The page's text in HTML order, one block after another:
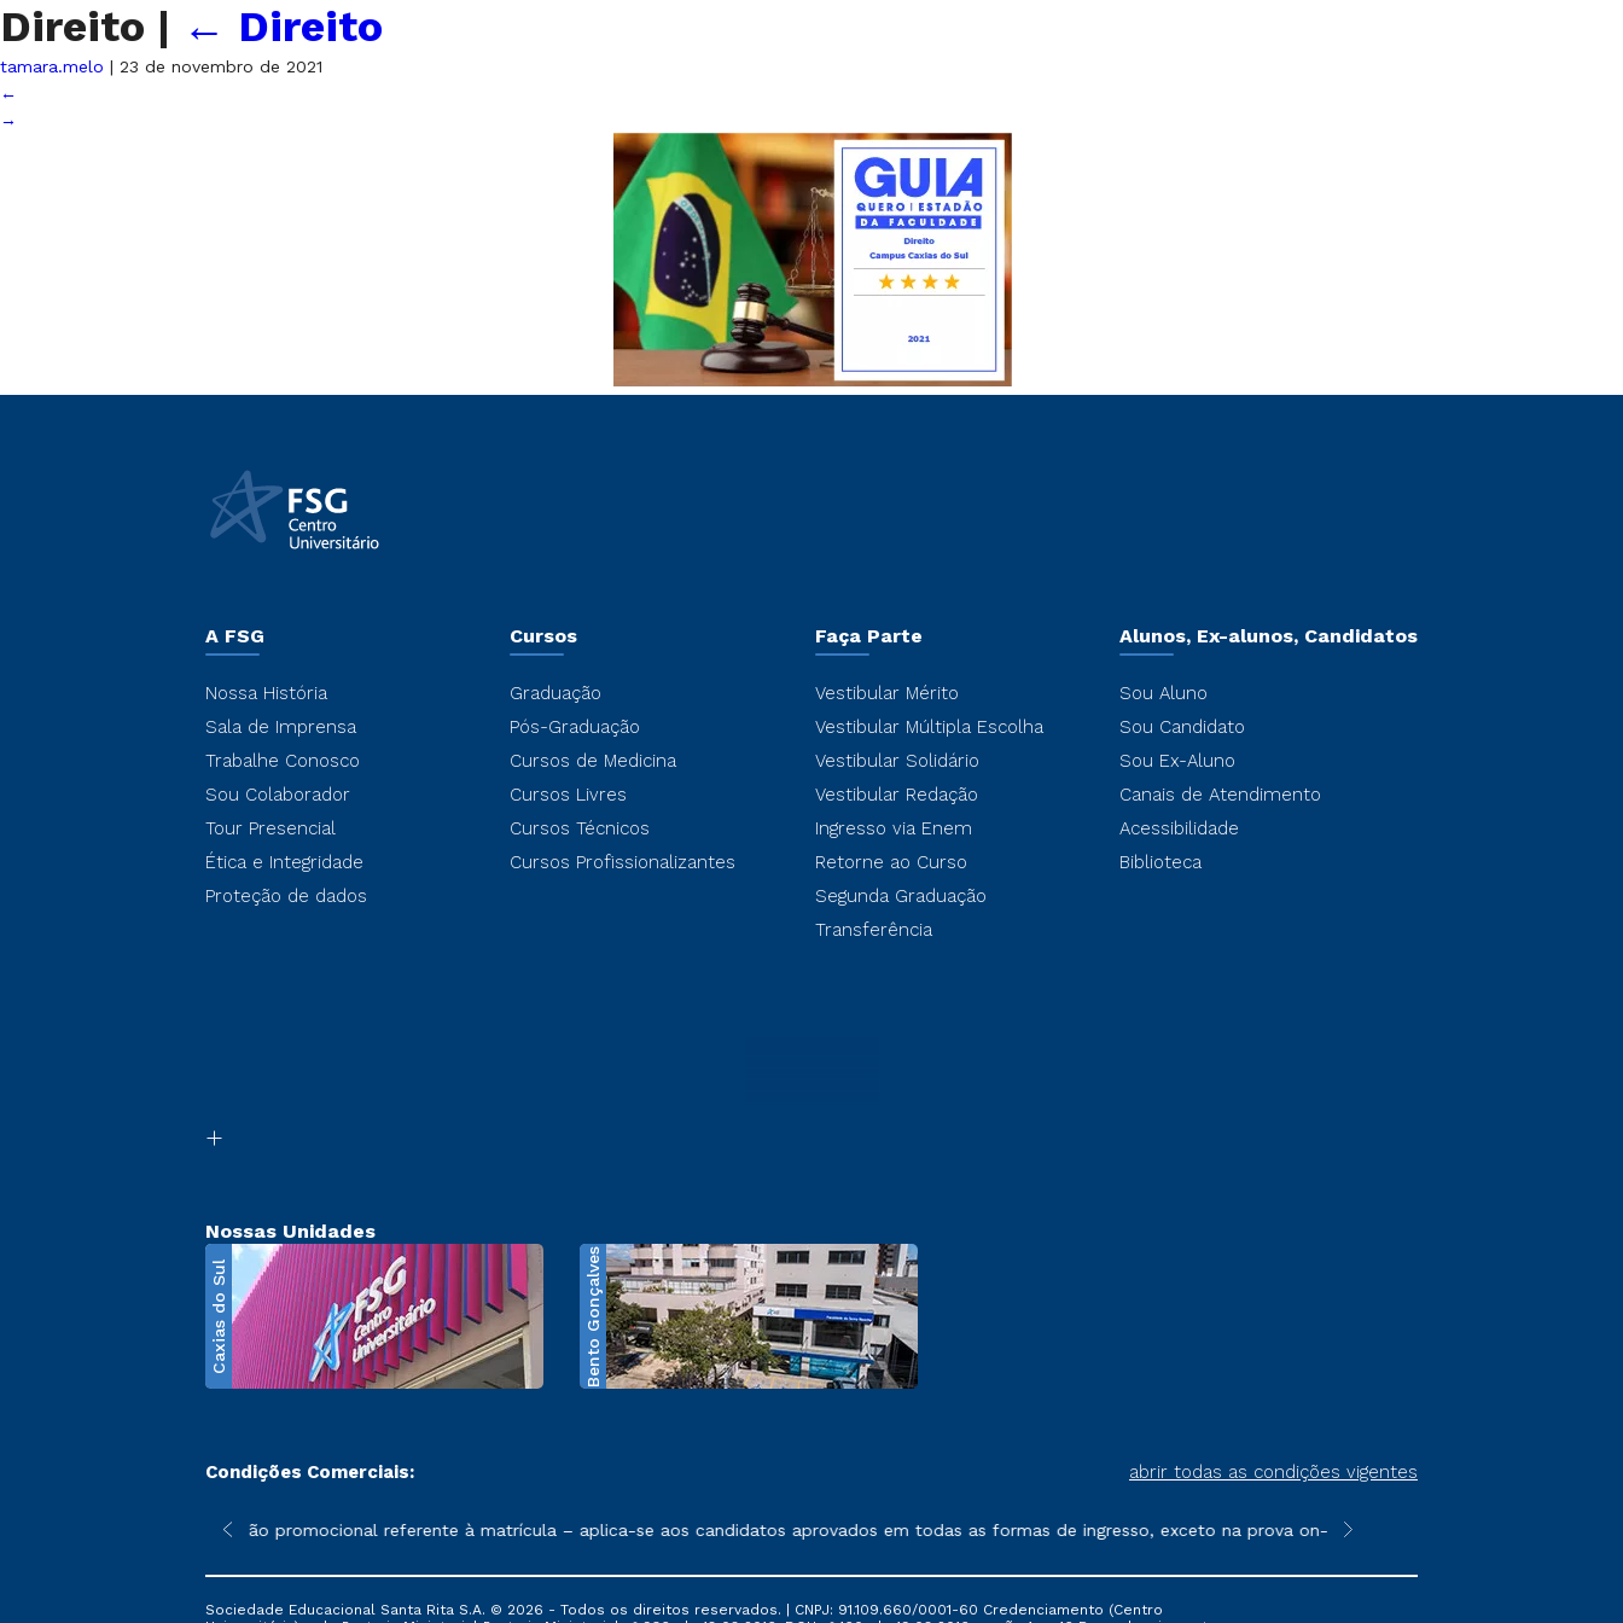
Direito | ← Direito
tamara.melo | 23 de novembro de 2021
←
→
A FSG
Nossa História
Sala de Imprensa
Trabalhe Conosco
Sou Colaborador
Tour Presencial
Ética e Integridade
Proteção de dados
Cursos
Graduação
Pós-Graduação
Cursos de Medicina
Cursos Livres
Cursos Técnicos
Cursos Profissionalizantes
Faça Parte
Vestibular Mérito
Vestibular Múltipla Escolha
Vestibular Solidário
Vestibular Redação
Ingresso via Enem
Retorne ao Curso
Segunda Graduação
Transferência
Alunos, Ex-alunos, Candidatos
Sou Aluno
Sou Candidato
Sou Ex-Aluno
Canais de Atendimento
Acessibilidade
Biblioteca
Nossas Unidades
Caxias do Sul Bento Gonçalves
Condições Comerciais: abrir todas as condições vigentes
sofrer alterações nos períodos de rematrícula conforme exposto no contrato de prestação de serviços.
*A condição promocional referente à matrícula – aplica-se aos candidatos aprovados em todas as formas de ingresso, exceto na prova on-line ou agendada, que ofertam
**Semipresencial é um formato do
Sociedade Educacional Santa Rita S.A. © 2026 - Todos os direitos reservados. | CNPJ: 91.109.660/0001-60 Credenciamento (Centro